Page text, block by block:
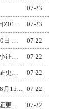
07-23
07-23
07-22
07-22
07-22
07-22
07-22